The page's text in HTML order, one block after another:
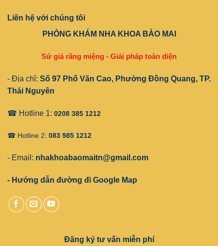
Liên hệ với chúng tôi
PHÒNG KHÁM NHA KHOA BẢO MAI
Sứ giả răng miệng - Giải pháp toàn diện
- Địa chỉ: Số 97 Phố Văn Cao, Phường Đồng Quang, TP.
Thái Nguyên
☎ Hotline 1: 0208 385 1212
☎ Hotline 2: 083 985 1212
- Email: nhakhoabaomaitn@gmail.com
- Hướng dẫn đường đi Google Map
Đăng ký tư vấn miễn phí